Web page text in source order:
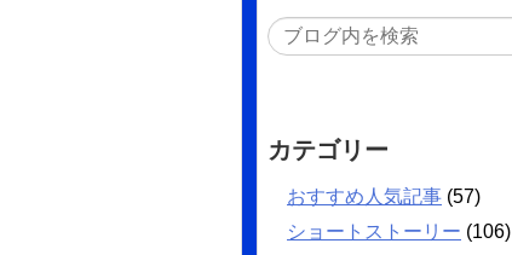
カテゴリー
おすすめ人気記事 (57)
ショートストーリー (106)